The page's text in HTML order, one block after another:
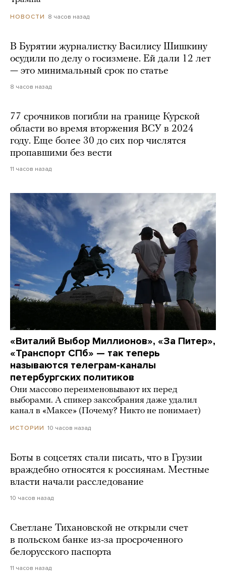
НОВОСТИ 8 часов назад
В Бурятии журналистку Василису Шишкину
осудили по делу о госизмене. Ей дали 12 лет
— это минимальный срок по статье
8 часов назад
77 срочников погибли на границе Курской
области во время вторжения ВСУ в 2024
году. Еще более 30 до сих пор числятся
пропавшими без вести
11 часов назад
«Виталий Выбор Миллионов», «За Питер»,
«Транспорт СПб» — так теперь
называются телеграм-каналы
петербургских политиков
Они массово переименовывают их перед
выборами. А спикер заксобрания даже удалил
канал в «Максе» (Почему? Никто не понимает)
ИСТОРИИ 10 часов назад
Боты в соцсетях стали писать, что в Грузии
враждебно относятся к россиянам. Местные
власти начали расследование
10 часов назад
Светлане Тихановской не открыли счет
в польском банке из-за просроченного
белорусского паспорта
11 часов назад